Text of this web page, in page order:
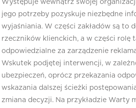
Występuje wewnątrz swojej
jego potrzeby pozyskuje niezbędne
wyjaśniania. W części zakładów są to
rzeczników klienckich, a w części rolę
odpowiedzialne za zarządzenie
Wskutek podjętej interwencji, w
ubezpieczeń, oprócz przekazania
wskazania dalszej ścieżki
zmiana decyzji. Na przykładzie Warty